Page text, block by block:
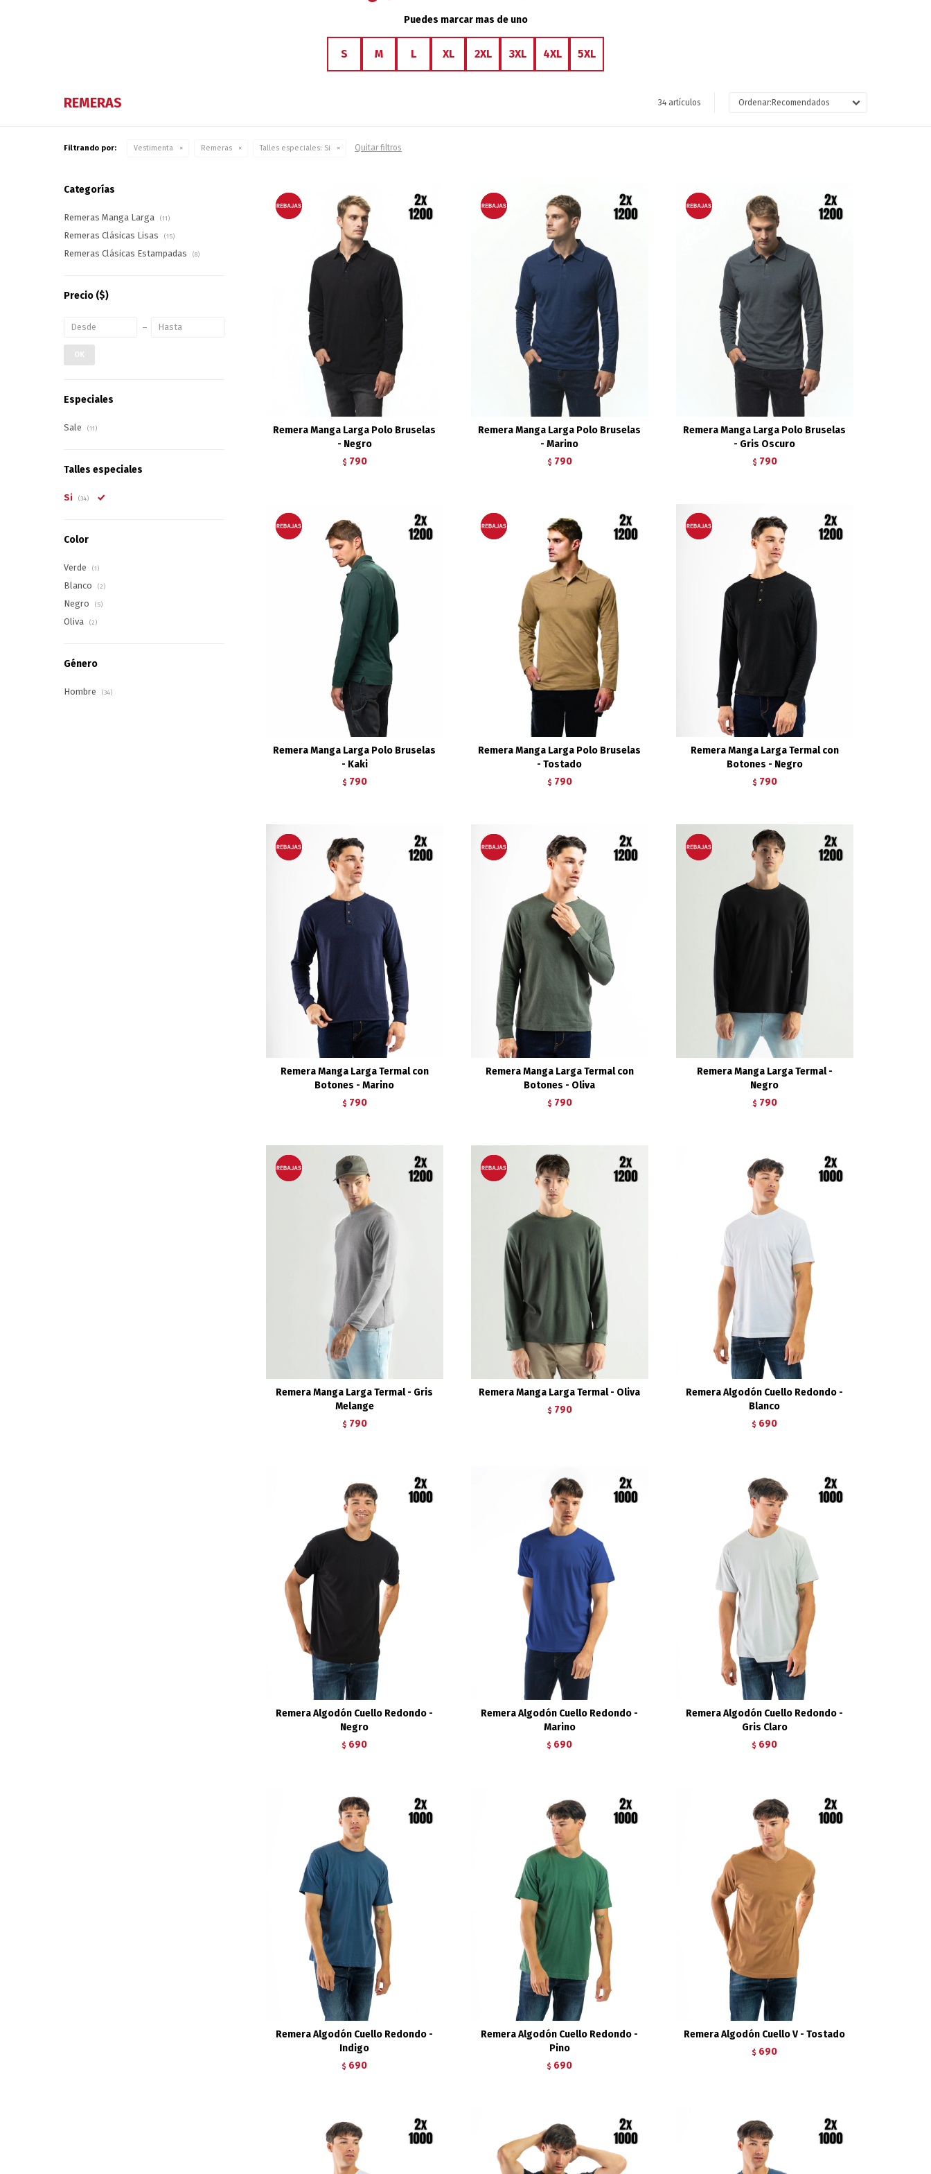
Puedes marcar mas de uno
S M L XL 2XL 3XL 4XL 5XL
REMERAS 34 artículos Recomendados
Filtrando por: Vestimenta Remeras Talles especiales: Si Quitar filtros
Remera Manga Larga Polo Bruselas
- Negro
$ 790
Remera Manga Larga Polo Bruselas
- Marino
$ 790
Remera Manga Larga Polo Bruselas
- Gris Oscuro
$ 790
Remera Manga Larga Polo Bruselas
- Kaki
$ 790
Remera Manga Larga Polo Bruselas
- Tostado
$ 790
Remera Manga Larga Termal con
Botones - Negro
$ 790
Remera Manga Larga Termal con
Botones - Marino
$ 790
Remera Manga Larga Termal con
Botones - Oliva
$ 790
Remera Manga Larga Termal -
Negro
$ 790
Remera Manga Larga Termal - Gris
Melange
$ 790
Remera Manga Larga Termal - Oliva
$ 790
Remera Algodón Cuello Redondo -
Blanco
$ 690
Remera Algodón Cuello Redondo -
Negro
$ 690
Remera Algodón Cuello Redondo -
Marino
$ 690
Remera Algodón Cuello Redondo -
Gris Claro
$ 690
Remera Algodón Cuello Redondo -
Indigo
$ 690
Remera Algodón Cuello Redondo -
Pino
$ 690
Remera Algodón Cuello V - Tostado
$ 690
Categorías
Remeras Manga Larga (11)
Remeras Clásicas Lisas (15)
Remeras Clásicas Estampadas (8)
Precio ($)
OK
Especiales
Sale (11)
Talles especiales
Si (34)
Color
Verde (1)
Blanco (2)
Negro (5)
Oliva (2)
Género
Hombre (34)